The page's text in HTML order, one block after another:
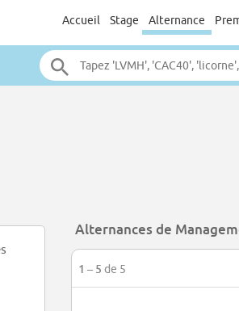
Accueil Stage Alternance
Alternances de
1 – 5 de 5